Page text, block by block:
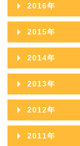
2022年05月
2022年03月
2022年02月
2022年01月
2021年06月
2021年05月
2021年03月
2021年02月
2021年01月
2020年08月
2020年07月
2020年06月
2020年05月
2020年03月
2020年02月
2019年09月
2019年08月
2019年07月
2019年06月
2019年05月
2019年03月
2018年10月
2018年09月
2018年08月
2018年07月
2018年06月
2018年05月
2017年11月
2017年10月
2017年09月
2017年08月
2017年07月
2017年06月
2016年
2016年12月
2016年11月
2016年10月
2016年09月
2016年08月
2016年07月
2015年
2015年12月
2015年11月
2015年10月
2015年09月
2015年08月
2014年
2014年12月
2014年11月
2014年10月
2014年09月
2013年
2013年12月
2013年11月
2012年
2012年12月
2011年